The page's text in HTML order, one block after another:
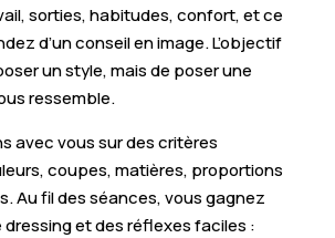
sorties, habitudes, confort, et ce
d’un conseil en image. L’objectif
un style, mais de poser une
ressemble.
avec vous sur des critères
coupes, matières, proportions
Au fil des séances, vous gagnez
dressing et des réflexes faciles :